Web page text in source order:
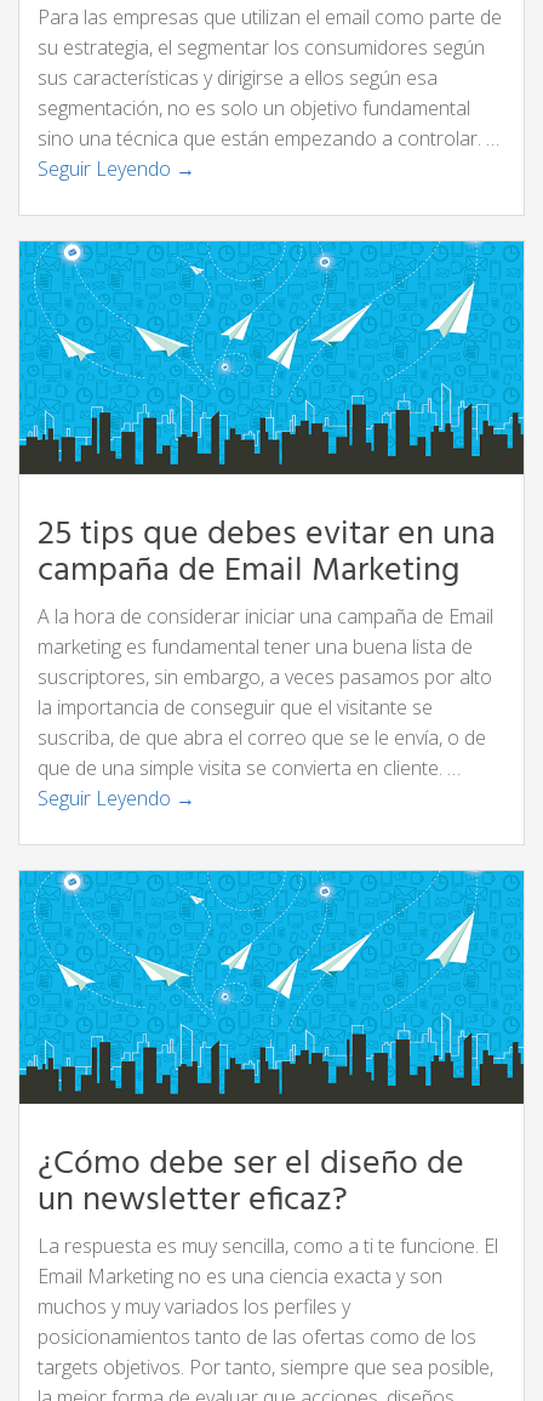
Para las empresas que utilizan el email como parte de
su estrategia, el segmentar los consumidores según
sus características y dirigirse a ellos según esa
segmentación, no es solo un objetivo fundamental
sino una técnica que están empezando a controlar. …
Seguir Leyendo →
25 tips que debes evitar en una
campaña de Email Marketing
A la hora de considerar iniciar una campaña de Email
marketing es fundamental tener una buena lista de
suscriptores, sin embargo, a veces pasamos por alto
la importancia de conseguir que el visitante se
suscriba, de que abra el correo que se le envía, o de
que de una simple visita se convierta en cliente. …
Seguir Leyendo →
¿Cómo debe ser el diseño de
un newsletter eficaz?
La respuesta es muy sencilla, como a ti te funcione. El
Email Marketing no es una ciencia exacta y son
muchos y muy variados los perfiles y
posicionamientos tanto de las ofertas como de los
targets objetivos. Por tanto, siempre que sea posible,